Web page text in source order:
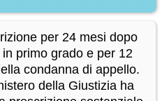
per 24 mesi dopo
primo grado e per 12
condanna di appello.
della Giustizia ha